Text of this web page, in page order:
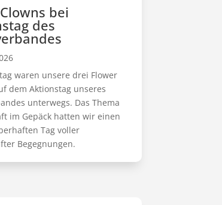
bei
des
waren unsere drei Flower
dem Aktionstag unseres
unterwegs. Das Thema
im Gepäck hatten wir einen
Tag voller
Begegnungen.